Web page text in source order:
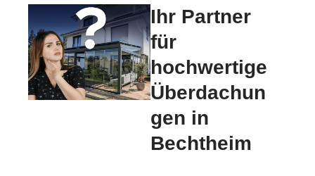
Ihr Partner
für
hochwertige
Überdachun
gen in
Bechtheim